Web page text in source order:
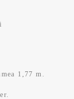
1,77 m.